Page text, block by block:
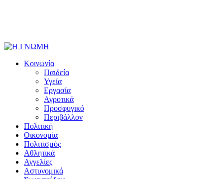
Κοινωνία
Παιδεία
Υγεία
Εργασία
Αγροτικά
Προσφυγικό
Περιβάλλον
Πολιτική
Οικονομία
Πολιτισμός
Αθλητικά
Αγγελίες
Αστυνομικά